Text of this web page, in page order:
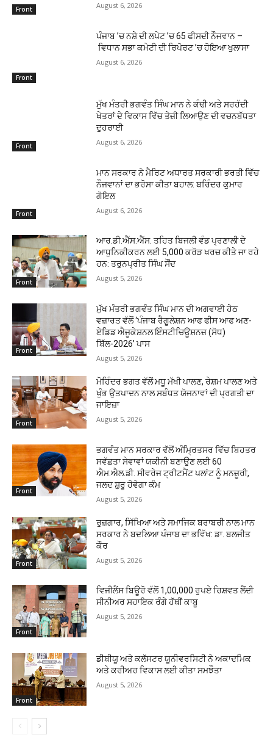
Front August 6, 2026
Front
ਪੰਜਾਬ ’ਚ ਨਸ਼ੇ ਦੀ ਲਪੇਟ ’ਚ 65 ਫੀਸਦੀ ਨੌਜਵਾਨ –
ਵਿਧਾਨ ਸਭਾ ਕਮੇਟੀ ਦੀ ਰਿਪੋਰਟ ’ਚ ਹੋਇਆ ਖੁਲਾਸਾ
August 6, 2026
Front
ਮੁੱਖ ਮੰਤਰੀ ਭਗਵੰਤ ਸਿੰਘ ਮਾਨ ਨੇ ਕੰਢੀ ਅਤੇ ਸਰਹੱਦੀ
ਖੇਤਰਾਂ ਦੇ ਵਿਕਾਸ ਵਿੱਚ ਤੇਜ਼ੀ ਲਿਆਉਣ ਦੀ ਵਚਨਬੱਧਤਾ
ਦੁਹਰਾਈ
August 6, 2026
Front
ਮਾਨ ਸਰਕਾਰ ਨੇ ਮੈਰਿਟ ਅਧਾਰਤ ਸਰਕਾਰੀ ਭਰਤੀ ਵਿੱਚ
ਨੌਜਵਾਨਾਂ ਦਾ ਭਰੋਸਾ ਕੀਤਾ ਬਹਾਲ: ਬਰਿੰਦਰ ਕੁਮਾਰ
ਗੋਇਲ
August 6, 2026
Front
ਆਰ.ਡੀ.ਐੱਸ.ਐੱਸ. ਤਹਿਤ ਬਿਜਲੀ ਵੰਡ ਪ੍ਰਣਾਲੀ ਦੇ
ਆਧੁਨਿਕੀਕਰਨ ਲਈ 5,000 ਕਰੋੜ ਖਰਚ ਕੀਤੇ ਜਾ ਰਹੇ
ਹਨ: ਤਰੁਨਪ੍ਰੀਤ ਸਿੰਘ ਸੌਂਦ
August 5, 2026
Front
ਮੁੱਖ ਮੰਤਰੀ ਭਗਵੰਤ ਸਿੰਘ ਮਾਨ ਦੀ ਅਗਵਾਈ ਹੇਠ
ਵਜ਼ਾਰਤ ਵੱਲੋਂ ‘ਪੰਜਾਬ ਰੈਗੂਲੇਸ਼ਨ ਆਫ ਫੀਸ ਆਫ ਅਣ-
ਏਡਿਡ ਐਜੂਕੇਸ਼ਨਲ ਇੰਸਟੀਚਿਊਸ਼ਨਜ਼ (ਸੋਧ)
ਬਿੱਲ-2026’ ਪਾਸ
August 5, 2026
Front
ਮੋਹਿੰਦਰ ਭਗਤ ਵੱਲੋਂ ਮਧੂ ਮੱਖੀ ਪਾਲਣ, ਰੇਸ਼ਮ ਪਾਲਣ ਅਤੇ
ਖੁੰਭ ਉਤਪਾਦਨ ਨਾਲ ਸਬੰਧਤ ਯੋਜਨਾਵਾਂ ਦੀ ਪ੍ਰਗਤੀ ਦਾ
ਜਾਇਜ਼ਾ
August 5, 2026
Front
ਭਗਵੰਤ ਮਾਨ ਸਰਕਾਰ ਵੱਲੋਂ ਅੰਮ੍ਰਿਤਸਰ ਵਿੱਚ ਬਿਹਤਰ
ਸਵੱਛਤਾ ਸੇਵਾਵਾਂ ਯਕੀਨੀ ਬਣਾਉਣ ਲਈ 60
ਐਮ.ਐਲ.ਡੀ. ਸੀਵਰੇਜ ਟ੍ਰੀਟਮੈਂਟ ਪਲਾਂਟ ਨੂੰ ਮਨਜ਼ੂਰੀ,
ਜਲਦ ਸ਼ੁਰੂ ਹੋਵੇਗਾ ਕੰਮ
August 5, 2026
Front
ਰੁਜ਼ਗਾਰ, ਸਿੱਖਿਆ ਅਤੇ ਸਮਾਜਿਕ ਬਰਾਬਰੀ ਨਾਲ ਮਾਨ
ਸਰਕਾਰ ਨੇ ਬਦਲਿਆ ਪੰਜਾਬ ਦਾ ਭਵਿੱਖ: ਡਾ. ਬਲਜੀਤ
ਕੌਰ
August 5, 2026
Front
ਵਿਜੀਲੈਂਸ ਬਿਊਰੋ ਵੱਲੋਂ 1,00,000 ਰੁਪਏ ਰਿਸ਼ਵਤ ਲੈਂਦੀ
ਸੀਨੀਅਰ ਸਹਾਇਕ ਰੰਗੇ ਹੱਥੀਂ ਕਾਬੂ
August 5, 2026
Front
ਡੀਬੀਯੂ ਅਤੇ ਕਲੱਸਟਰ ਯੂਨੀਵਰਸਿਟੀ ਨੇ ਅਕਾਦਮਿਕ
ਅਤੇ ਕਰੀਅਰ ਵਿਕਾਸ ਲਈ ਕੀਤਾ ਸਮਝੌਤਾ
August 5, 2026